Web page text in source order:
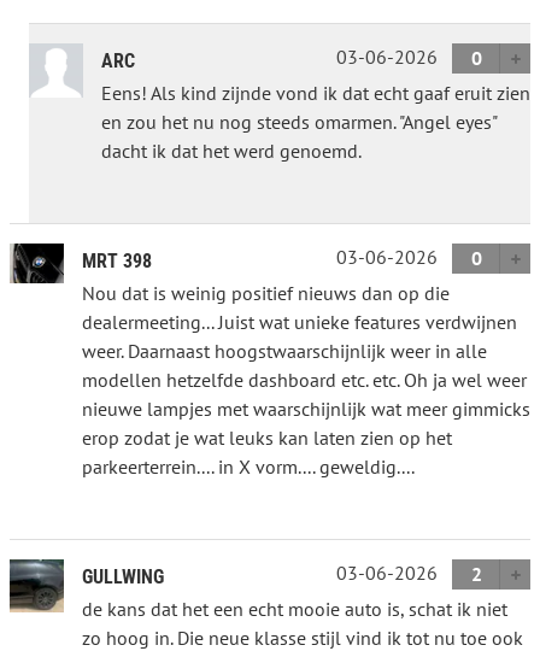
ARC 03-06-2026
0
Eens! Als kind zijnde vond ik dat echt gaaf eruit zien
en zou het nu nog steeds omarmen. "Angel eyes"
dacht ik dat het werd genoemd.
MRT 398 03-06-2026
0
Nou dat is weinig positief nieuws dan op die
dealermeeting... Juist wat unieke features verdwijnen
weer. Daarnaast hoogstwaarschijnlijk weer in alle
modellen hetzelfde dashboard etc. etc. Oh ja wel weer
nieuwe lampjes met waarschijnlijk wat meer gimmicks
erop zodat je wat leuks kan laten zien op het
parkeerterrein.... in X vorm.... geweldig....
GULLWING 03-06-2026
2
de kans dat het een echt mooie auto is, schat ik niet
zo hoog in. Die neue klasse stijl vind ik tot nu toe ook